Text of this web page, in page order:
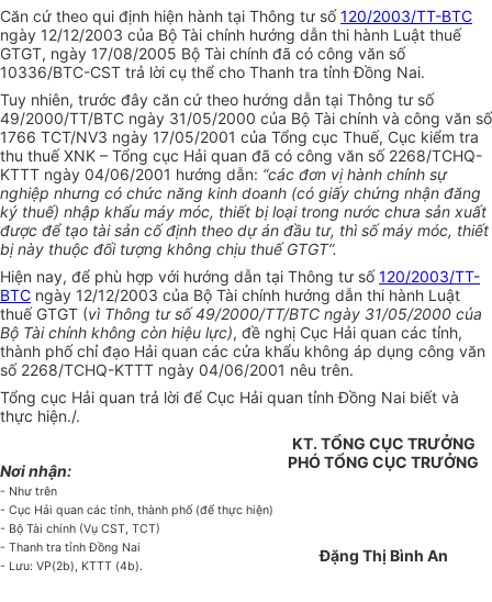
Căn cứ theo qui định hiện hành tại Thông tư số120/2003/TT-BTC
ngày 12/12/2003 của Bộ Tài chính hướng dẫn thi hành Luật thuế
GTGT, ngày 17/08/2005 Bộ Tài chính đã có công văn số
10336/BTC-CST trả lời cụ thể cho Thanh tra tỉnh Đồng Nai.
Tuy nhiên, trước đây căn cứ theo hướng dẫn tại Thông tư số
49/2000/TT/BTC ngày 31/05/2000 của Bộ Tài chính và công văn số
1766 TCT/NV3 ngày 17/05/2001 của Tổng cục Thuế, Cục kiểm tra
thu thuế XNK – Tổng cục Hải quan đã có công văn số 2268/TCHQ-
KTTT ngày 04/06/2001 hướng dẫn: “các đơn vị hành chính sự
nghiệp nhưng có chức năng kinh doanh (có giấy chứng nhận đăng
ký thuế) nhập khẩu máy móc, thiết bị loại trong nước chưa sản xuất
được để tạo tài sản cố định theo dự án đầu tư, thì số máy móc, thiết
bị này thuộc đối tượng không chịu thuế GTGT”.
Hiện nay, để phù hợp với hướng dẫn tại Thông tư số120/2003/TT-
BTC ngày 12/12/2003 của Bộ Tài chính hướng dẫn thi hành Luật
thuế GTGT (vì Thông tư số 49/2000/TT/BTC ngày 31/05/2000 của
Bộ Tài chính không còn hiệu lực), đề nghị Cục Hải quan các tỉnh,
thành phố chỉ đạo Hải quan các cửa khẩu không áp dụng công văn
số 2268/TCHQ-KTTT ngày 04/06/2001 nêu trên.
Tổng cục Hải quan trả lời để Cục Hải quan tỉnh Đồng Nai biết và
thực hiện./.
Nơi nhận:
- Như trên
- Cục Hải quan các tỉnh, thành phố (để thực hiện)
- Bộ Tài chính (Vụ CST, TCT)
- Thanh tra tỉnh Đồng Nai
- Lưu: VP(2b), KTTT (4b).
KT. TỔNG CỤC TRƯỞNG
PHÓ TỔNG CỤC TRƯỞNG
Đặng Thị Bình An